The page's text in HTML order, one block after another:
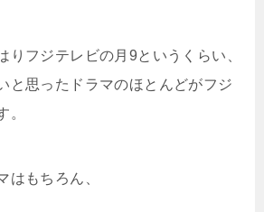
りフジテレビの月9というくらい、
と思ったドラマのほとんどがフジ
。
はもちろん、